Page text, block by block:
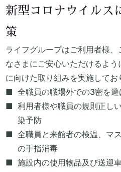
新型コロナウイルス
策
ライフグループはご利用者様
なさまにご安心いただけるよ
に向けた取り組みを実施してお
全職員の職場外での3密を避
利用者様や職員の規則正し
染予防
全職員と来館者の検温、マ
の手指消毒
施設内の使用物品及び送迎